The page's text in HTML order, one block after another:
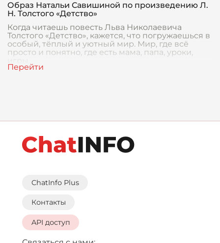
Образ Натальи Савишиной по произведению Л.
Н. Толстого «Детство»
Когда читаешь повесть Льва Николаевича
Толстого «Детство», кажется, что погружаешься в
особый, тёплый и уютный мир. Мир, где всё
просто и понятно, где есть мама, папа, уроки,
ChatInfo Plus
Контакты
API доступ